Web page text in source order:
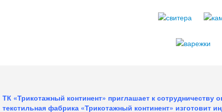
ТК «Трикотажный континент» приглашает к
текстильная фабрика «Трикотажный континент»